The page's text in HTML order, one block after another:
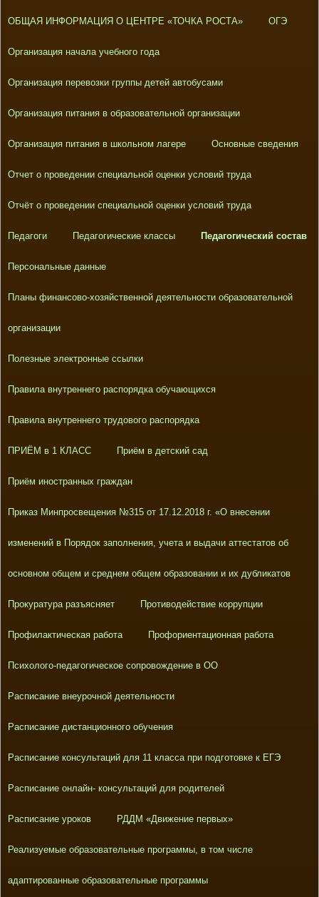
ОБЩАЯ ИНФОРМАЦИЯ О ЦЕНТРЕ «ТОЧКА РОСТА» ОГЭ
Организация начала учебного года
Организация перевозки группы детей автобусами
Организация питания в образовательной организации
Организация питания в школьном лагере Основные сведения
Отчет о проведении специальной оценки условий труда
Отчёт о проведении специальной оценки условий труда
Педагоги Педагогические классы Педагогический состав
Персональные данные
Планы финансово-хозяйственной деятельности образовательной
организации
Полезные электронные ссылки
Правила внутреннего распорядка обучающихся
Правила внутреннего трудового распорядка
ПРИЁМ в 1 КЛАСС Приём в детский сад
Приём иностранных граждан
Приказ Минпросвещения №315 от 17.12.2018 г. «О внесении
изменений в Порядок заполнения, учета и выдачи аттестатов об
основном общем и среднем общем образовании и их дубликатов
Прокуратура разъясняет Противодействие коррупции
Профилактическая работа Профориентационная работа
Психолого-педагогическое сопровождение в ОО
Расписание внеурочной деятельности
Расписание дистанционного обучения
Расписание консультаций для 11 класса при подготовке к ЕГЭ
Расписание онлайн- консультаций для родителей
Расписание уроков РДДМ «Движение первых»
Реализуемые образовательные программы, в том числе
адаптированные образовательные программы